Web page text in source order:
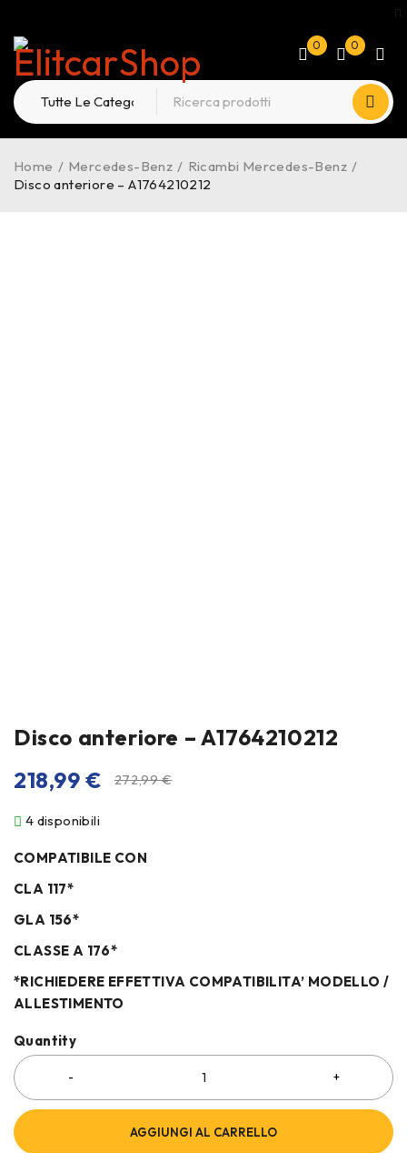
0 0
Home / Mercedes-Benz / Ricambi Mercedes-Benz /
Disco anteriore – A1764210212
Disco anteriore – A1764210212
272,99€
218,99€
4 disponibili
COMPATIBILE CON
CLA 117*
GLA 156*
CLASSE A 176*
*RICHIEDERE EFFETTIVA COMPATIBILITA’ MODELLO /
ALLESTIMENTO
Quantity
AGGIUNGI AL CARRELLO